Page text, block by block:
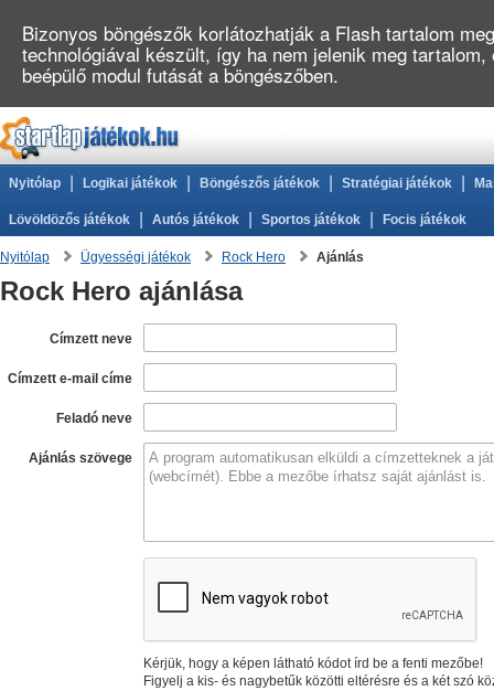
Nyitólap Logikai játékok Böngészős játékok Stratégiai játékok
Lövöldözős játékok Autós játékok Sportos játékok Focis játékok
Nyitólap Ügyességi játékok Rock Hero Ajánlás
Rock Hero ajánlása
Címzett neve
Címzett e-mail címe
Feladó neve
Ajánlás szövege
Kérjük, hogy a képen látható kódot írd be a fenti mezőbe!
Figyelj a kis- és nagybetűk közötti eltérésre és a két szó
Bizonyos böngészők korlátozhatják a Flash tartalom
technológiával készült, így ha nem jelenik meg
beépülő modul futását a böngészőben.